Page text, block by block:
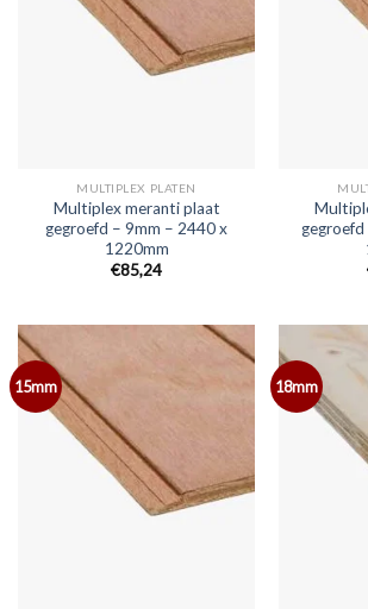
MULTIPLEX PLATEN
Multiplex meranti plaat
gegroefd – 9mm – 2440 x
1220mm
€85,24
15mm 18mm